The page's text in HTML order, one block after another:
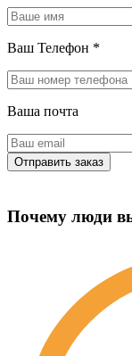
Ваш Телефон *
Ваша почта
Почему люди